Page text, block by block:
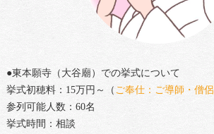
●東本願寺（大谷廟）での挙式について
挙式初穂料：15万円～（ ご奉仕：ご導師・僧侶
参列可能人数：60名
挙式時間：相談